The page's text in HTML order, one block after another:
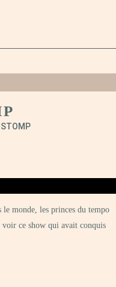
STOMP
le monde, les princes du tempo
voir ce show qui avait conquis